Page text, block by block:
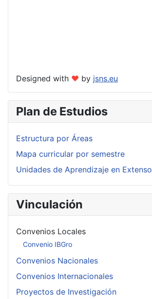
Designed with ❤ by jsns.eu
Plan de Estudios
Estructura por Áreas
Mapa curricular por semestre
Unidades de Aprendizaje en Extenso
Vinculación
Convenios Locales
Convenio IBGro
Convenios Nacionales
Convenios Internacionales
Proyectos de Investigación